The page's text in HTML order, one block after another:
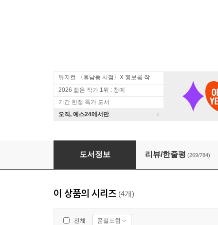
뮤지컬 〈휴남동 서점〉X 황보름 작가 북토크
2026 젊은 작가 1위 : 청예
기간 한정 특가 도서
오직, 예스24에서만
기사단장 죽이기 세트
도서정보 리뷰/한줄평 (269/784)
이 상품의 시리즈 (4개)
전체 품절포함